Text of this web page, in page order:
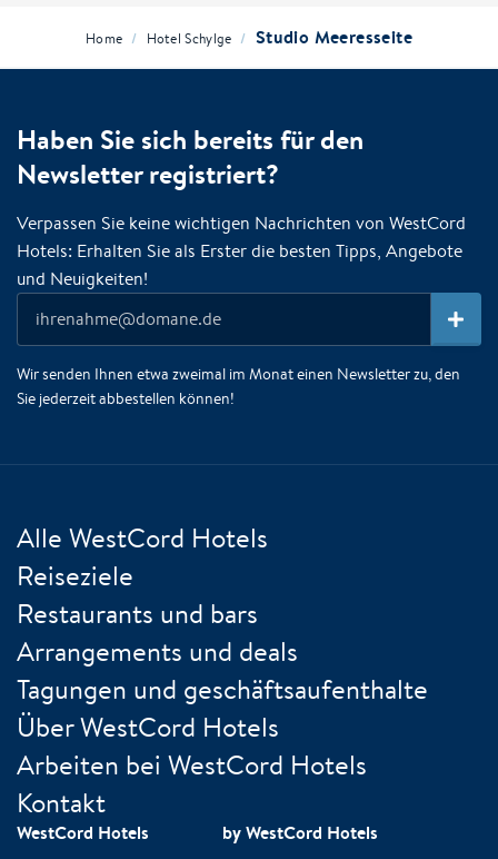
Home / Hotel Schylge / Studio Meeresseite
Haben Sie sich bereits für den
Newsletter registriert?
Verpassen Sie keine wichtigen Nachrichten von WestCord
Hotels: Erhalten Sie als Erster die besten Tipps, Angebote
und Neuigkeiten!
Wir senden Ihnen etwa zweimal im Monat einen Newsletter zu, den
Sie jederzeit abbestellen können!
Alle WestCord Hotels
Reiseziele
Restaurants und bars
Arrangements und deals
Tagungen und geschäftsaufenthalte
Über WestCord Hotels
Arbeiten bei WestCord Hotels
Kontakt
WestCord Hotels by WestCord Hotels